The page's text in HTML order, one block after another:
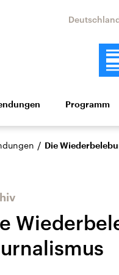
Politik Wirtschaft
Musik
USA
Programm
/ Die